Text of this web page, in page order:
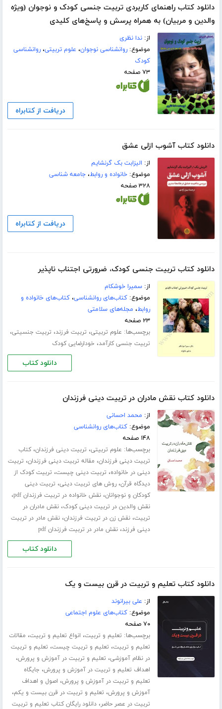
دانلود کتاب راهنمای کاربردی تربیت جنسی کودک و نوجوان (ویژه
والدین و مربیان) به همراه پرسش و پاسخ‌های کلیدی
از:ندا نظری
موضوع:روانشناسی نوجوان، علوم تربیتی،روانشناسی
کودک
۷۳ صفحه
دریافت از کتابراه
دانلود کتاب آشوب ازلی عشق
از: الیزابت بک گرنشایم
موضوع:خانواده و روابط،جامعه شناسی
۳۲۸ صفحه
دریافت از کتابراه
دانلود کتاب تربیت جنسی کودک، ضرورتی اجتناب ناپذیر
از:سمیرا خوشکام
موضوع:کتاب‌های روانشناسی،کتاب‌های خانواده و
روابط، مجله‌های سلامتی
۲۳ صفحه
برچسب‌ها: علوم تربیتی، تربیت فرزند، تربیت جنسیتی،
تربیت جنسی کارآمد، خودارضایی کودک
دانلود کتاب
دانلود کتاب نقش مادران در تربیت دینی فرزندان
از: محمد احسانی
موضوع:کتاب‌های روانشناسی
۱۴۸ صفحه
برچسب‌ها: علوم تربیتی، تربیت دینی فرزندان،کتاب
تربیت دینی فرزندان، مقاله تربیت دینی فرزندان، تربیت
دینی در خانواده، تربیت دینی چیست، تربیت کودک از
دیدگاه قرآن،روش های تربیت دینی، تربیت دینی
کودکان و نوجوانان،نقش خانواده در تربیت فرزندان pdf ،
نقش والدین در تربیت دینی کودک،نقش مادران در
تربیت،نقش زن در تربیت فرزندان،نقش مادر در تربیت
دینی فرزند،نقش مادر در تربیت فرزندان pdf
دانلود کتاب
دانلود کتاب تعلیم و تربیت در قرن بیست و یک
از: علی بیرانوند
موضوع:کتاب‌های علوم اجتماعی
۷۰ صفحه
برچسب‌ها: تعلیم و تربیت، انواع تعلیم و تربیت، مقالات
تعلیم و تربیت، تعلیم و تربیت چیست، تعلیم و تربیت
در نظام آموزشی، تعلیم و تربیت در آموزش و پرورش،
اهداف تعلیم و تربیت در آموزش و پرورش، جایگاه
تعلیم و تربیت در آموزش و پرورش، اصول و اهداف
آموزش و پرورش، تعلیم و تربیت در قرن بیست و یکم،
تربیت در عصر حاضر،دانلود رایگان کتاب تعلیم و تربیت